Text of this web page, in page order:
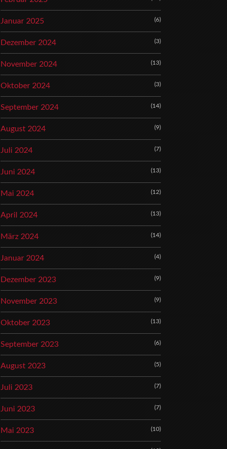
Januar 2025 (6)
Dezember 2024 (3)
November 2024 (13)
Oktober 2024 (3)
September 2024 (14)
August 2024 (9)
Juli 2024 (7)
Juni 2024 (13)
Mai 2024 (12)
April 2024 (13)
März 2024 (14)
Januar 2024 (4)
Dezember 2023 (9)
November 2023 (9)
Oktober 2023 (13)
September 2023 (6)
August 2023 (5)
Juli 2023 (7)
Juni 2023 (7)
Mai 2023 (10)